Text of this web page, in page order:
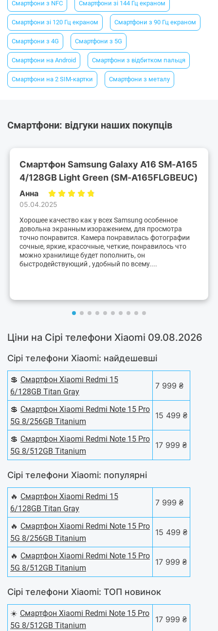
Смартфони з NFC Смартфони зі 144 Гц екраном
Смартфони зі 120 Гц екраном Смартфони з 90 Гц екраном
Смартфони з 4G Смартфони з 5G
Смартфони на Android Смартфони з відбитком пальця
Смартфони на 2 SIM-картки Смартфони з металу
Смартфони: відгуки наших покупців
Смартфон Samsung Galaxy A16 SM-A165
4/128GB Light Green (SM-A165FLGBEUC)
Анна
05.04.2025
Хорошее качество как у всех Samsung особенное
довольна экранным изоражением, для просмотра
точно понравится. Камера понравилась фотографии
сочные, яркие, красочные, четкие, понравилось что
можно хранилище будет пополнить, он
быстродействующий , удобный по всему....
Ціни на Сірі телефони Xiaomi 09.08.2026
Сірі телефони Xiaomi: найдешевші
💲 Смартфон Xiaomi Redmi 15
6/128GB Titan Gray
7 999 ₴
💲 Смартфон Xiaomi Redmi Note 15 Pro
5G 8/256GB Titanium
15 499 ₴
💲 Смартфон Xiaomi Redmi Note 15 Pro
5G 8/512GB Titanium
17 999 ₴
Сірі телефони Xiaomi: популярні
🔥 Смартфон Xiaomi Redmi 15
6/128GB Titan Gray
7 999 ₴
🔥 Смартфон Xiaomi Redmi Note 15 Pro
5G 8/256GB Titanium
15 499 ₴
🔥 Смартфон Xiaomi Redmi Note 15 Pro
5G 8/512GB Titanium
17 999 ₴
Сірі телефони Xiaomi: ТОП новинок
☀️ Смартфон Xiaomi Redmi Note 15 Pro
5G 8/512GB Titanium
17 999 ₴